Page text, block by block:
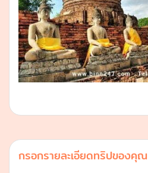
กรอกรายละเอียดทริปของคุณ